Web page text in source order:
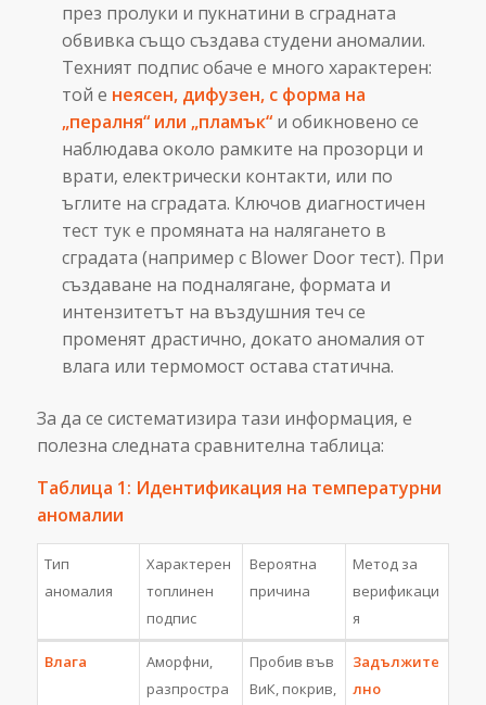
през пролуки и пукнатини в сградната
обвивка също създава студени аномалии.
Техният подпис обаче е много характерен:
той е неясен, дифузен, с форма на
„пералня“ или „пламък“и обикновено се
наблюдава около рамките на прозорци и
врати, електрически контакти, или по
ъглите на сградата. Ключов диагностичен
тест тук е промяната на налягането в
сградата (например с Blower Door тест). При
създаване на подналягане, формата и
интензитетът на въздушния теч се
променят драстично, докато аномалия от
влага или термомост остава статична.
За да се систематизира тази информация, е
полезна следната сравнителна таблица:
Таблица 1: Идентификация на температурни
аномалии
Тип
аномалия
Характерен
топлинен
подпис
Вероятна
причина
Метод за
верификаци
я
Влага
Аморфни,
разпростра
Пробив във
ВиК, покрив,
Задължите
лно